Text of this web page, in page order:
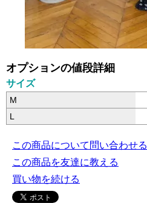
オプションの値段詳細
サイズ
M
L
この商品について問い合わせる
この商品を友達に教える
買い物を続ける